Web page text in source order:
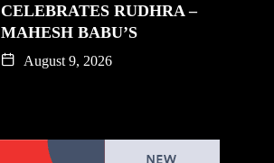
CELEBRATES RUDHRA –
MAHESH BABU’S
August 9, 2026